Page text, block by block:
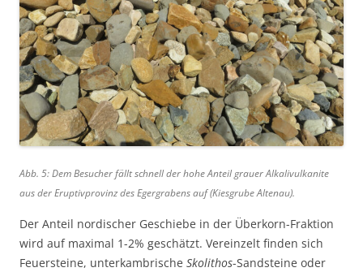
Abb. 5: Dem Besucher fällt schnell der hohe Anteil grauer Alkalivulkanite
aus der Eruptivprovinz des Egergrabens auf (Kiesgrube Altenau).
Der Anteil nordischer Geschiebe in der Überkorn-Fraktion
wird auf maximal 1-2% geschätzt. Vereinzelt finden sich
Feuersteine, unterkambrische Skolithos-Sandsteine oder